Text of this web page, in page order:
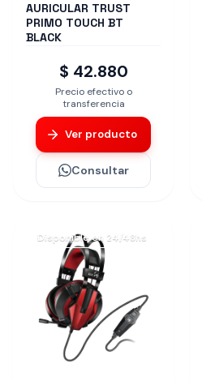
AURICULAR TRUST
PRIMO TOUCH BT
BLACK
$ 42.880
Precio efectivo o
transferencia
Ver producto
Consultar
Disponible en 24/48hs